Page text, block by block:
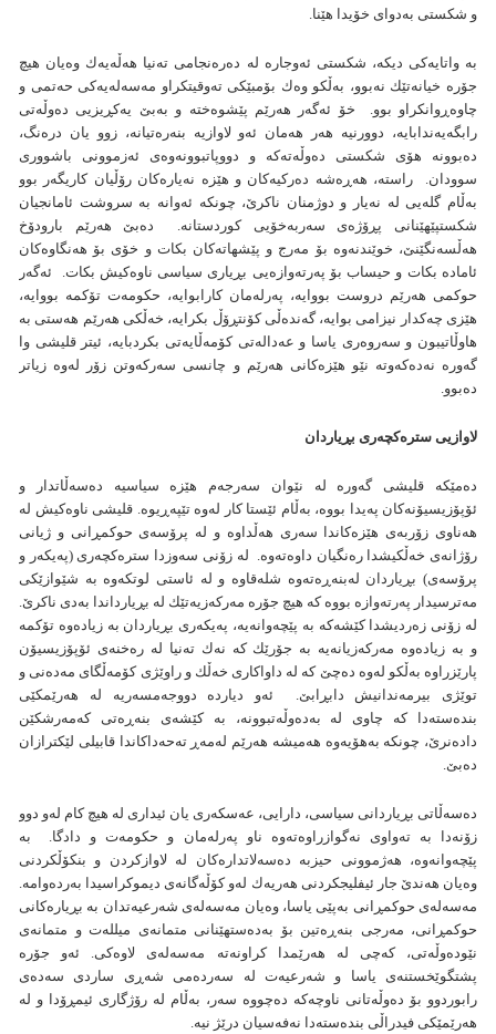
و شكستی به‌دوای خۆيدا هێنا.
به‌ واتايه‌كی ديكه‌، شكستی ئه‌وجاره‌ له‌ ده‌ره‌نجامی ته‌نيا هه‌ڵه‌يه‌ك وه‌يان هيچ
جۆره‌ خيانه‌تێك نه‌بوو، به‌ڵكو وه‌ك بۆمبێكی ته‌وقيتكراو مه‌سه‌له‌يه‌كی حه‌تمی و
چاوه‌ڕوانكراو بوو. خۆ ئه‌گه‌ر هه‌رێم پێشوه‌خته‌ و به‌بێ يه‌كڕيزيی ده‌وڵه‌تی
رابگه‌يه‌ندابايه‌‌، دوورنيه‌ هه‌ر هه‌مان ئه‌و لاوازيه‌ بنه‌ره‌تيانه‌، زوو يان دره‌نگ،
ده‌بوونه‌ هۆی شكستی ده‌وڵه‌ته‌كه‌‌ و دووپاتبوونه‌وه‌ی ئه‌زموونی باشووری
سوودان. راسته‌، هه‌ڕه‌شه‌ ده‌ركيه‌كان و هێزه‌ نه‌ياره‌كان رۆڵيان كاريگه‌ر بوو
به‌ڵام گله‌يی له‌ نه‌يار و دوژمنان ناكرێ، چونكه‌ ئه‌وانه‌ به‌ سروشت ئامانجيان
شكستپێهێنانی پڕۆژه‌ی سه‌ربه‌خۆيی كوردستانه‌. ده‌بێ هه‌رێم بارودۆخ
هه‌ڵسه‌نگێنێ، خوێندنه‌وه‌ بۆ مه‌رج و پێشهاته‌كان بكات و خۆی بۆ هه‌نگاوه‌كان
ئاماده‌ بكات و حيساب بۆ په‌رته‌وازه‌يی بڕياری سياسی ناوه‌كيش بكات. ئه‌گه‌ر
حوكمی هه‌رێم دروست بووايه‌، په‌رله‌مان كارابوايه‌، حكومه‌ت تۆكمه‌ بووايه‌،
هێزی چه‌كدار نيزامی بوايه‌، گه‌نده‌ڵی كۆنتڕۆڵ بكرايه‌، خه‌ڵكی هه‌رێم هه‌ستی به‌
هاوڵاتيبون و سه‌روه‌ری ياسا و عه‌داله‌تی كۆمه‌ڵايه‌تی بكردبايه‌، ئيتر قليشی وا
گه‌وره‌ نه‌ده‌كه‌وته‌ نێو هێزه‌كانی هه‌رێم و چانسی سه‌ركه‌وتن زۆر له‌وه‌ زياتر
ده‌بوو.
لاوازيی ستره‌كچه‌ری بڕياردان
ده‌مێكه‌ قليشی گه‌وره‌ له‌ نێوان سه‌رجه‌م هێزه‌ سياسيه‌ ده‌سه‌ڵاتدار و
ئۆپۆزيسيۆنه‌كان په‌يدا بووه‌، به‌ڵام ئێستا كار له‌وه‌ تێپه‌ڕيوه‌. قليشی ناوه‌كیش له‌
هه‌ناوی زۆربه‌ی هێزه‌كاندا سه‌ری هه‌ڵداوه‌ و له‌ پرۆسه‌ی حوكمڕانی و ژيانی
رۆژانه‌ی خه‌ڵكيشدا ره‌نگیان داوه‌ته‌وه‌. له‌ زۆنی سه‌وزدا ستره‌كچه‌ری (په‌يكه‌ر و
پرۆسه‌ی) بڕياردان له‌بنه‌ڕه‌ته‌وه‌ شله‌قاوه‌ و له‌ ئاستی لوتكه‌وه‌ به‌ شێوازێكی
مه‌ترسيدار په‌رته‌وازه‌ بووه كه‌ هيچ جۆره‌ مه‌ركه‌زيه‌تێك له‌ بڕيارداندا به‌دی ناكرێ.
له‌ زۆنی زه‌رديشدا كێشه‌كه‌ به‌ پێچه‌وانه‌يه‌، په‌يكه‌ری بڕياردان به‌ زياده‌وه‌ تۆكمه‌
و به‌ زياده‌وه‌ مه‌ركه‌زيانه‌يه‌ به‌ جۆرێك كه‌ نه‌ك ته‌نيا له‌ ره‌خنه‌ی ئۆپۆزيسيۆن
پارێزراوه‌ به‌ڵكو له‌وه‌ ده‌چێ كه‌ له‌‌ داواكاری خه‌ڵك و راوێژی كۆمه‌ڵگای مه‌ده‌نی و
توێژی بيرمه‌ندانيش دابڕابێ‌. ئه‌و ديارده‌ دووجه‌مسه‌ريه له‌ هه‌رێمكێی
بنده‌سته‌دا كه‌ چاوی له‌ به‌ده‌وڵه‌تبوونه،‌ به‌ كێشه‌ی بنه‌ڕه‌تی كه‌مه‌رشكێن
داده‌نرێ، چونكه‌ به‌‌هۆيه‌وه‌ هه‌ميشه‌ هه‌رێم له‌مه‌ڕ ته‌حه‌داكاندا قابيلی لێكترازان
ده‌بێ‌.
ده‌سه‌ڵاتی بڕياردانی سياسی، دارايی، عه‌سكه‌ری يان ئيداری له‌ هيچ كام له‌و دوو
زۆنه‌‌‌دا به‌ ته‌واوی نه‌گوازراوه‌ته‌وه‌ ناو په‌رله‌مان و حكومه‌ت و دادگا. به‌
پێچه‌وانه‌وه‌، هه‌ژموونی حيزبه‌ ده‌سه‌لاتداره‌كان له‌ لاوازكردن و بنكۆڵكردنی
وه‌يان هه‌ندێ جار ئيفليجكردنی هه‌ريه‌ك له‌و كۆڵه‌گانه‌ی ديموكراسيدا به‌رده‌وامه‌‌.
مه‌سه‌له‌ی حوكمڕانی به‌پێی ياسا، وه‌يان مه‌سه‌له‌ی شه‌رعيه‌تدان به‌ بڕياره‌كانی
حوكمڕانی، مه‌رجی بنه‌ڕه‌تين بۆ به‌ده‌ستهێنانی متمانه‌ی ميلله‌ت و متمانه‌ی
نێوده‌وڵه‌تی، كه‌چی له‌ هه‌رێمدا كراونه‌ته‌ مه‌سه‌له‌ی لاوه‌كی. ئه‌و جۆره‌
پشتگوێخستنه‌ی ياسا و شه‌رعيه‌ت له‌ سه‌رده‌می شه‌ڕی ساردی سه‌ده‌ی
رابوردوو بۆ ده‌وڵه‌تانی ناوچه‌كه‌ ده‌چووه‌ سه‌ر، به‌ڵام له‌ رۆژگاری ئيمڕۆدا و له‌
هه‌رێمێكی فيدراڵی بنده‌سته‌دا نه‌فه‌سيان درێژ نيه‌.